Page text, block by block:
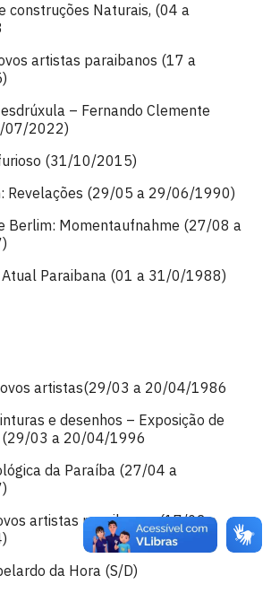
construções Naturais, (04 a
artistas paraibanos (17 a
– Fernando Clemente
07/2022)
(31/10/2015)
Revelações (29/05 a 29/06/1990)
Berlim: Momentaufnahme (27/08 a
Paraibana (01 a 31/0/1988)
artistas(29/03 a 20/04/1986
e desenhos – Exposição de
(29/03 a 20/04/1996
da Paraíba (27/04 a
artistas paraibanos (17/02 a
da Hora (S/D)